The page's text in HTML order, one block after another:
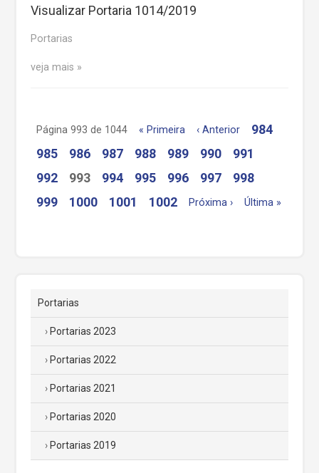
Visualizar Portaria 1014/2019
Portarias
veja mais
Página 993 de 1044 « Primeira ‹ Anterior
984
985
986 987 988 989 990
991
992
993 994 995 996 997
998
999
1000 1001 1002 Próxima › Última »
Portarias
Portarias 2023
Portarias 2022
Portarias 2021
Portarias 2020
Portarias 2019